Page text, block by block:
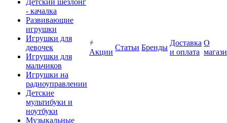
Детский шезлонг
- качалка
Развивающие
игрушки
Игрушки для
девочек
Игрушки для
мальчиков
Игрушки на
радиоуправлении
Детские
мультибуки и
ноутбуки
Музыкальные
Акции
Статьи Бренды
Доставка
и оплата
О